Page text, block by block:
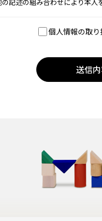
の記述の組み合わせにより本人
は以下の目的において個人情
人情報の利用について】
は収集目的の範囲内で、当社
ねますのでご了承ください。
人情報の開示・訂正等に関す
情報の利用目的の通知、開示
個人情報の取
送信